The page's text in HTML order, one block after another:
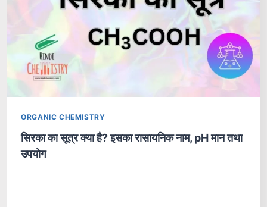
ORGANIC CHEMISTRY
सिरका का सूत्र क्या है? इसका रासायनिक नाम, pH मान तथा
उपयोग